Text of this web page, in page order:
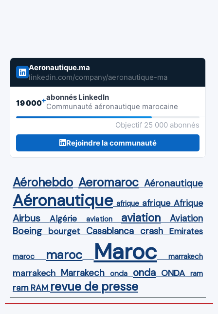
Aeronautique.ma
linkedin.com/company/aeronautique-ma
19 000+abonnés LinkedIn
Communauté aéronautique marocaine
Objectif 25 000 abonnés
Rejoindre la communauté
Aérohebdo Aeromaroc Aéronautique
Aéronautique afrique afrique Afrique
Airbus Algérie aviation aviation Aviation
Boeing bourget Casablanca crash Emirates
maroc maroc Maroc marrakech
marrakech Marrakech onda onda ONDA ram
ram RAM revue de presse